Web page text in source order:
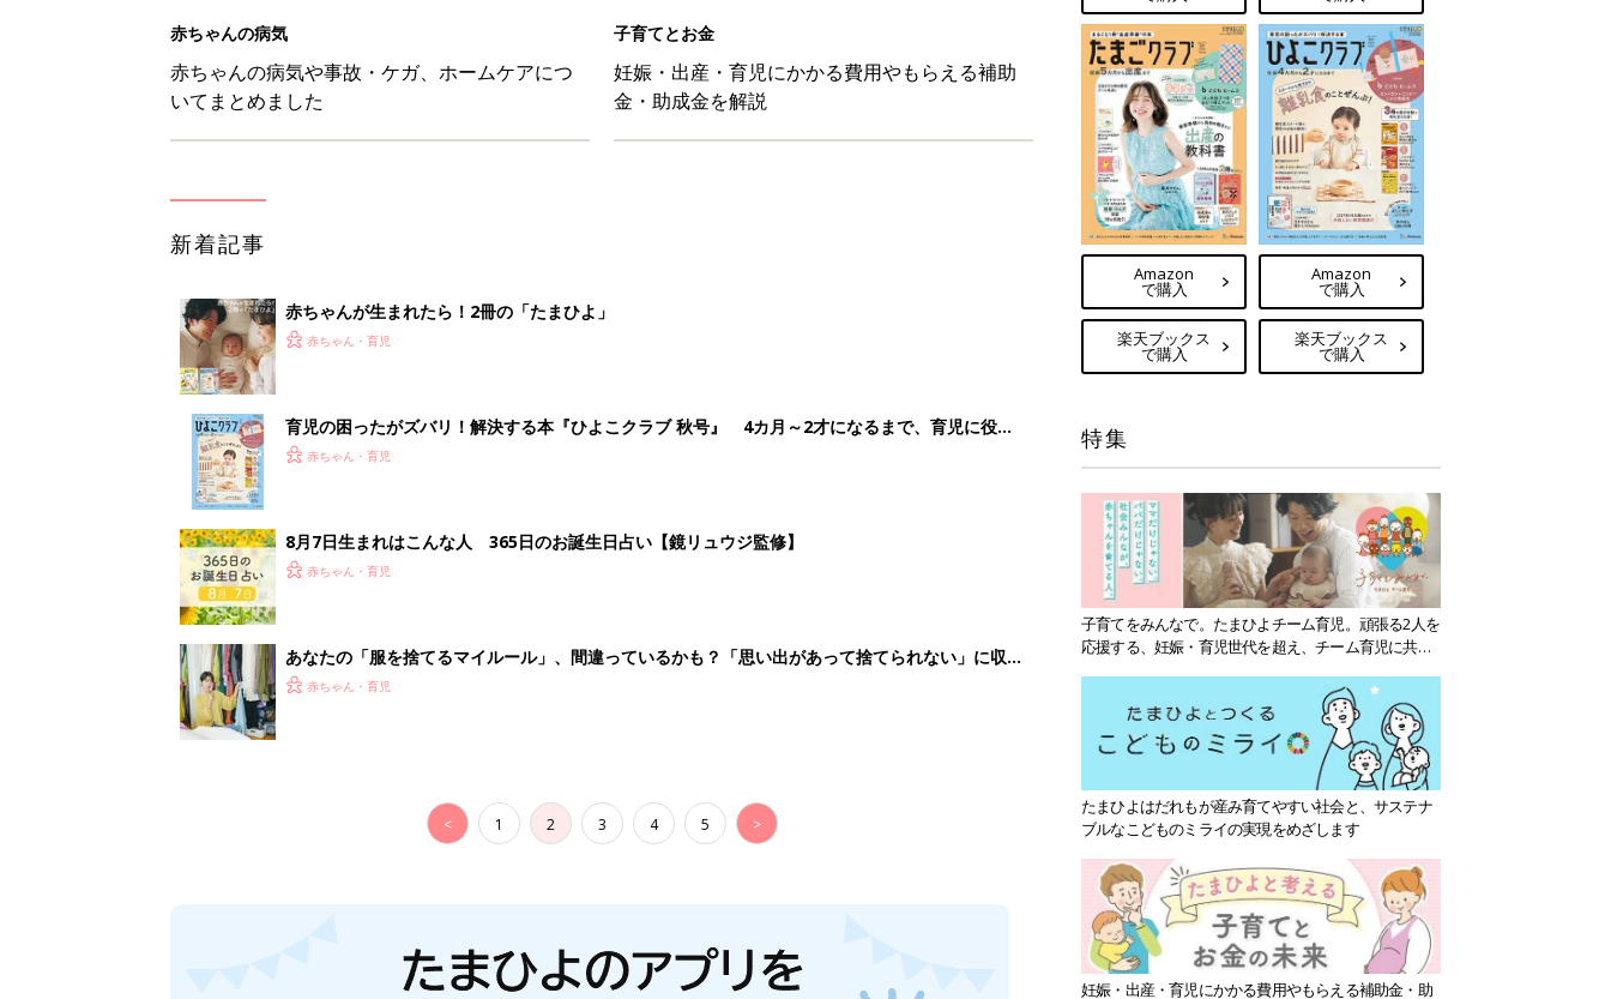
赤ちゃんの病気
赤ちゃんの病気や事故・ケガ、ホームケアにつ
いてまとめました
子育てとお金
妊娠・出産・育児にかかる費用やもらえる補助
金・助成金を解説
新着記事
赤ちゃんが生まれたら！2冊の「たまひよ」
赤ちゃん・育児
育児の困ったがズバリ！解決する本『ひよこクラブ 秋号』 4カ月～2才になるまで、育児に役立
つ情報がいっぱい！
赤ちゃん・育児
8月7日生まれはこんな人 365日のお誕生日占い【鏡リュウジ監修】
赤ちゃん・育児
あなたの「服を捨てるマイルール」、間違っているかも？「思い出があって捨てられない」に収納
スタイリストが喝！
赤ちゃん・育児
< 1 2 3 4 5 >
Amazon
で購入
楽天ブックス
で購入
Amazon
で購入
楽天ブックス
で購入
特集
子育てをみんなで。たまひよチーム育児。頑張る2人を
応援する、妊娠・育児世代を超え、チーム育児に共感
たまひよはだれもが産み育てやすい社会と、サステナ
ブルなこどものミライの実現をめざします
妊娠・出産・育児にかかる費用やもらえる補助金・助